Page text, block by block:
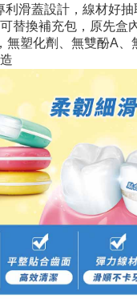
利滑蓋設計，線材好抽
替換補充包，原先盒
無塑化劑、無雙酚A